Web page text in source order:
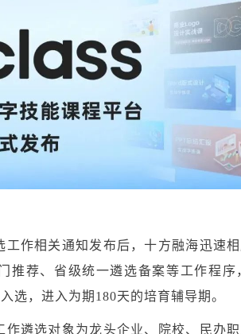
作相关通知发布后，十方融海迅速
推荐、省级统一遴选备案等工作程
选，进入为期180天的培育辅导期。
遴选对象为龙头企业、院校、民办